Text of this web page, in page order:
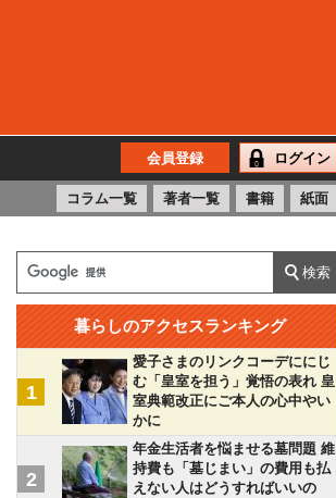
会員登録 ログイン
コラム一覧 著者一覧 書籍 紙面
暮らしのアクセスランキング
1
愛子さまのリンクコーデににじ
む「皇室を担う」覚悟の表れ 皇
室典範改正にご本人の心中やい
かに
2
年金生活者を悩ませる墓問題 維
持費も「墓じまい」の費用も払
えない人はどうすればいいの